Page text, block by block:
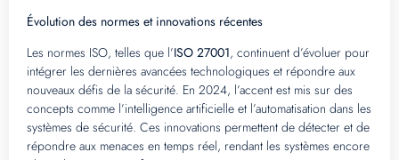
Évolution des normes et innovations récentes
Les normes ISO, telles que l’ISO 27001, continuent d’évoluer pour
intégrer les dernières avancées technologiques et répondre aux
nouveaux défis de la sécurité. En 2024, l’accent est mis sur des
concepts comme l’intelligence artificielle et l’automatisation dans les
systèmes de sécurité. Ces innovations permettent de détecter et de
répondre aux menaces en temps réel, rendant les systèmes encore